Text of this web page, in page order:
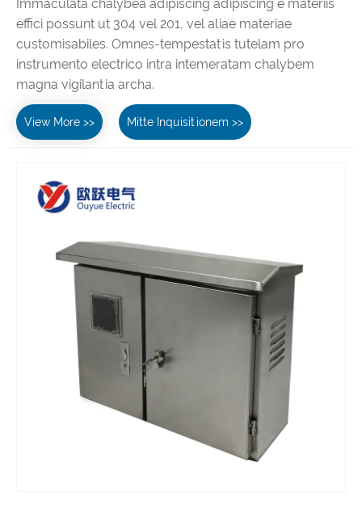
Immaculata chalybea adipiscing adipiscing e materiis
effici possunt ut 304 vel 201, vel aliae materiae
customisabiles. Omnes-tempestatis tutelam pro
instrumento electrico intra intemeratam chalybem
magna vigilantia archa.
View More >> Mitte Inquisitionem >>